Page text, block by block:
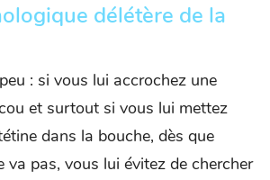
délétère de la
: si vous lui accrochez une
et surtout si vous lui mettez
dans la bouche, dès que
va pas, vous lui évitez de chercher